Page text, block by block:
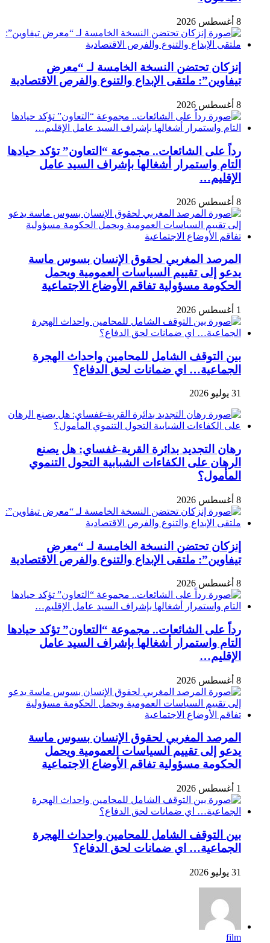
8 أغسطس 2026
إنزكان تحتضن النسخة الخامسة لـ “معرض
تيفاوين”: ملتقى الإبداع والتنوع والفرص الاقتصادية
8 أغسطس 2026
رداً على الشائعات.. مجموعة “التعاون” تؤكد حيادها
التام واستمرار أشغالها بإشراف السيد عامل
الإقليم…
8 أغسطس 2026
المرصد المغربي لحقوق الإنسان بسوس ماسة
يدعو إلى تقييم السياسات العمومية ويحمل
الحكومة مسؤولية تفاقم الأوضاع الاجتماعية
1 أغسطس 2026
بين التوقف الشامل للمحامين واحداث الهجرة
الجماعية… اي ضمانات لحق الدفاع؟
31 يوليو 2026
رهان التجديد بدائرة القرية-غفساي: هل يصنع
الرهان على الكفاءات الشبابية التحول التنموي
المأمول؟
8 أغسطس 2026
إنزكان تحتضن النسخة الخامسة لـ “معرض
تيفاوين”: ملتقى الإبداع والتنوع والفرص الاقتصادية
8 أغسطس 2026
رداً على الشائعات.. مجموعة “التعاون” تؤكد حيادها
التام واستمرار أشغالها بإشراف السيد عامل
الإقليم…
8 أغسطس 2026
المرصد المغربي لحقوق الإنسان بسوس ماسة
يدعو إلى تقييم السياسات العمومية ويحمل
الحكومة مسؤولية تفاقم الأوضاع الاجتماعية
1 أغسطس 2026
بين التوقف الشامل للمحامين واحداث الهجرة
الجماعية… اي ضمانات لحق الدفاع؟
31 يوليو 2026
film